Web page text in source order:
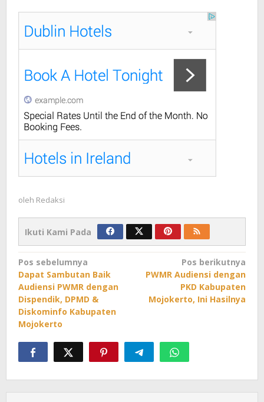
oleh Redaksi
Ikuti Kami Pada
Navigasi
pos
Pos sebelumnya
Dapat Sambutan Baik
Audiensi PWMR dengan
Dispendik, DPMD &
Diskominfo Kabupaten
Mojokerto
Pos berikutnya
PWMR Audiensi dengan
PKD Kabupaten
Mojokerto, Ini Hasilnya